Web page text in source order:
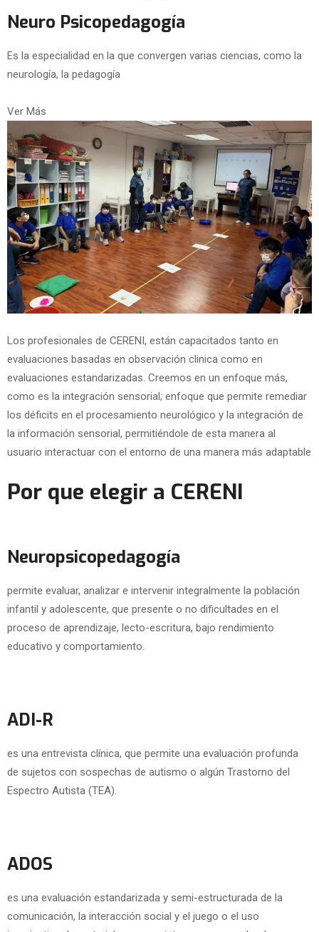
Neuro Psicopedagogía
Es la especialidad en la que convergen varias ciencias, como la
neurología, la pedagogía
Ver Más
Los profesionales de CERENI, están capacitados tanto en
evaluaciones basadas en observación clinica como en
evaluaciones estandarizadas. Creemos en un enfoque más,
como es la integración sensorial; enfoque que permite remediar
los déficits en el procesamiento neurológico y la integración de
la información sensorial, permitiéndole de esta manera al
usuario interactuar con el entorno de una manera más adaptable
Por que elegir a CERENI
Neuropsicopedagogía
permite evaluar, analizar e intervenir integralmente la población
infantil y adolescente, que presente o no dificultades en el
proceso de aprendizaje, lecto-escritura, bajo rendimiento
educativo y comportamiento.
ADI-R
es una entrevista clínica, que permite una evaluación profunda
de sujetos con sospechas de autismo o algún Trastorno del
Espectro Autista (TEA).
ADOS
es una evaluación estandarizada y semi-estructurada de la
comunicación, la interacción social y el juego o el uso